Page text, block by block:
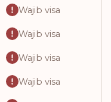
Wajib visa
Wajib visa
Wajib visa
Wajib visa